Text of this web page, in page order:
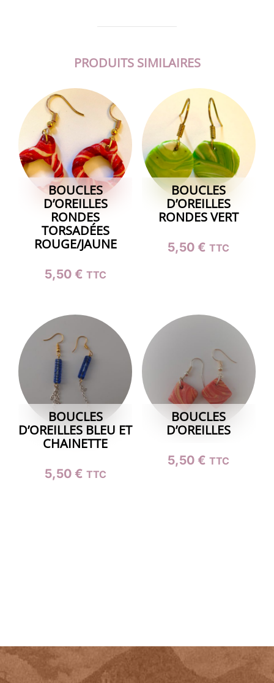
PRODUITS SIMILAIRES
BOUCLES
D’OREILLES
RONDES
TORSADÉES
ROUGE/JAUNE
5,50 € TTC
BOUCLES
D’OREILLES
RONDES VERT
5,50€ TTC
BOUCLES
D’OREILLES BLEU ET
CHAINETTE
5,50 € TTC
BOUCLES
D’OREILLES
5,50€ TTC